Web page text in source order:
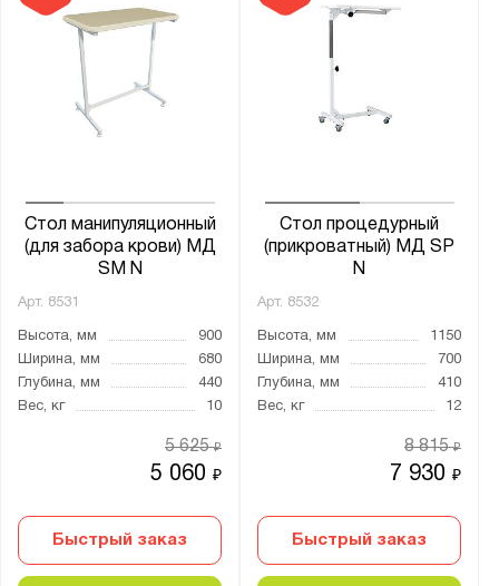
Стол манипуляционный
(для забора крови) МД
SM N
Арт. 8531
Высота, мм
900
Ширина, мм
680
Глубина, мм
440
Вес, кг
10
5 060₽
5 625₽
Быстрый заказ
Стол процедурный
(прикроватный) МД SP
N
Арт. 8532
Высота, мм
1150
Ширина, мм
700
Глубина, мм
410
Вес, кг
12
7 930₽
8 815₽
Быстрый заказ